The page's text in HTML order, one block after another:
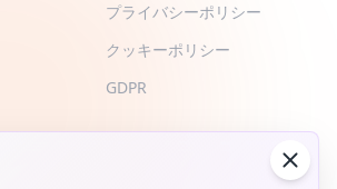
プライバシーポリシー
クッキーポリシー
GDPR